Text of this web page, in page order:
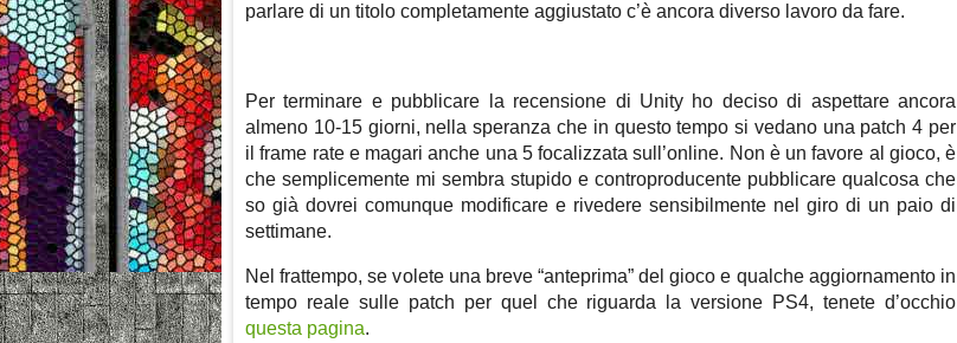
parlare di un titolo completamente aggiustato c’è ancora diverso lavoro da fare.
Per terminare e pubblicare la recensione di Unity ho deciso di aspettare ancora
almeno 10-15 giorni, nella speranza che in questo tempo si vedano una patch 4 per
il frame rate e magari anche una 5 focalizzata sull’online. Non è un favore al gioco, è
che semplicemente mi sembra stupido e controproducente pubblicare qualcosa che
so già dovrei comunque modificare e rivedere sensibilmente nel giro di un paio di
settimane.
Nel frattempo, se volete una breve “anteprima” del gioco e qualche aggiornamento in
tempo reale sulle patch per quel che riguarda la versione PS4, tenete d’occhio
questa pagina.